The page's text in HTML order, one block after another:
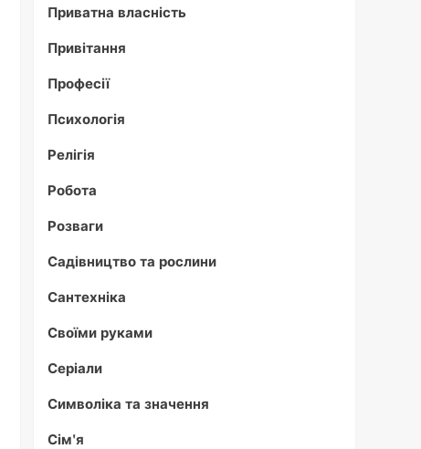
Приватна власність
Привітання
Професії
Психологія
Релігія
Робота
Розваги
Садівництво та рослини
Сантехніка
Своїми руками
Серіали
Символіка та значення
Сім'я